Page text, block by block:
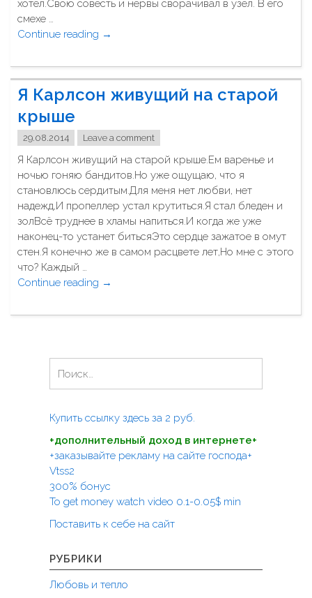
хотел.Свою совесть и нервы сворачивал в узел. В его
смехе …
Continue reading "
н
е
г
е
т
в
р
а
г
о
в
в
е
р
з
.
→
Я Карлсон живущий на старой
крыше
29.08.2014 Leave a comment
Я Карлсон живущий на старой крыше.Ем варенье и
ночью гоняю бандитов.Но уже ощущаю, что я
становлюсь сердитым.Для меня нет любви, нет
надежд,И пропеллер устал крутиться.Я стал бледен и
золВсё труднее в хламы напиться.И когда же уже
наконец-то устанет битьсяЭто сердце зажатое в омут
стен.Я конечно же в самом расцвете лет,Но мне с этого
что? Каждый …
Continue reading "
К
л
о
ж
и
в
щ
и
н
а
→
т
:
Купить ссылку здесь за 2 руб.
+дополнительный доход в интернете+
+заказывайте рекламу на сайте господа+
Vtss2
300% бонус
To get money watch video 0.1-0.05$ min
Поставить к себе на сайт
РУБРИКИ
Любовь и тепло